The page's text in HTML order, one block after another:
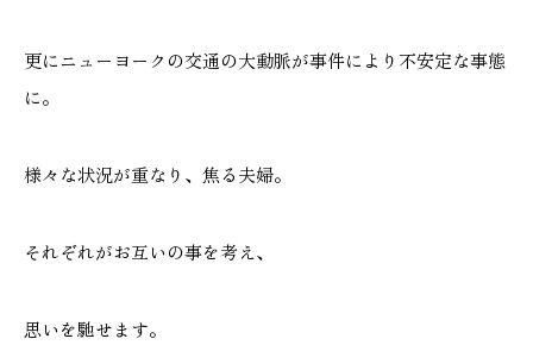
更にニューヨークの交通の大動脈が事件により不安定な事態
に。
様々な状況が重なり、焦る夫婦。
それぞれがお互いの事を考え、
思いを馳せます。